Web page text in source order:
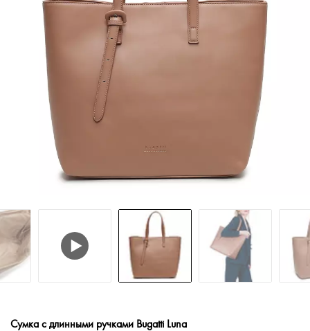
Сумка с длинными ручками Bugatti Luna